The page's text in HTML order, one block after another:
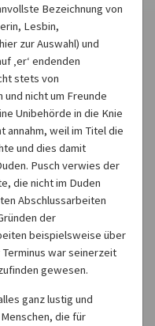
Bezeichnung von
Lesbin,
zur Auswahl) und
‚er‘ endenden
stets von
und nicht um Freunde
Unibehörde in die Knie
annahm, weil im Titel die
und dies damit
Pusch verwies der
die nicht im Duden
Abschlussarbeiten
der
beispielsweise über
Terminus war seinerzeit
gewesen.
ganz lustig und
die für